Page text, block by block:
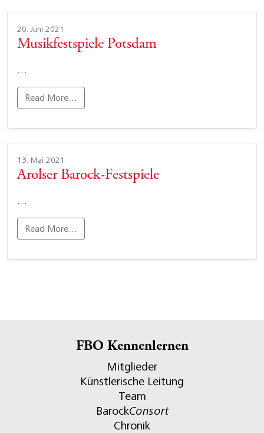
20. Juni 2021
Musikfestspiele Potsdam
…
Read More…
13. Mai 2021
Arolser Barock-Festspiele
…
Read More…
FBO Kennenlernen
Mitglieder
Künstlerische Leitung
Team
BarockConsort
Chronik